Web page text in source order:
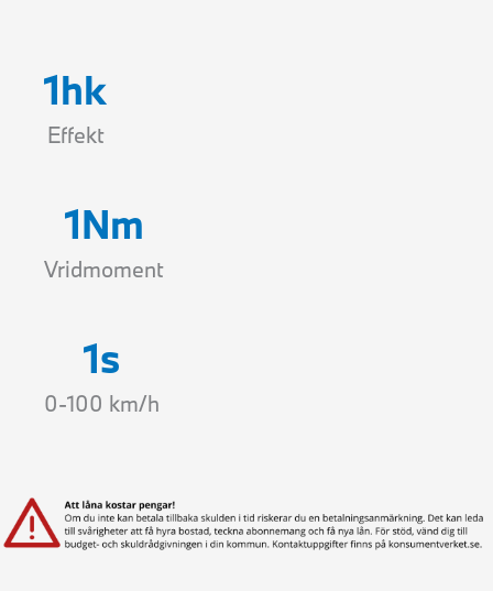
Effekt
1hk
Vridmoment
1Nm
0-100 km/h
1s